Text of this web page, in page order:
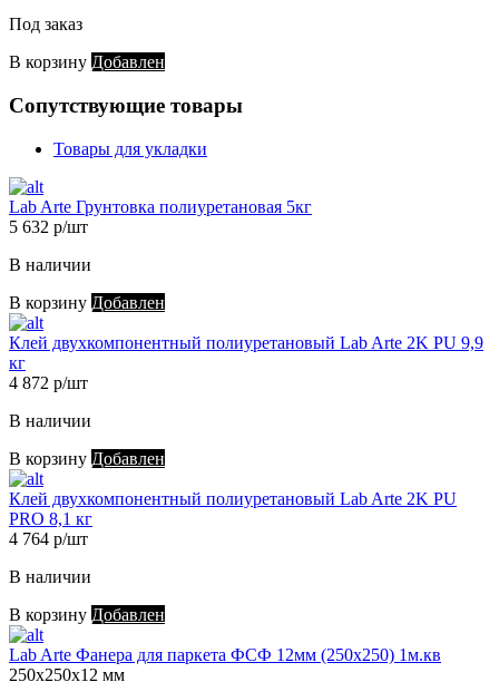
Под заказ
В корзину Добавлен
Сопутствующие товары
Товары для укладки
Lab Arte Грунтовка полиуретановая 5кг
5 632 р/шт
В наличии
В корзину Добавлен
Клей двухкомпонентный полиуретановый Lab Arte 2K PU 9,9
кг
4 872 р/шт
В наличии
В корзину Добавлен
Клей двухкомпонентный полиуретановый Lab Arte 2K PU
PRO 8,1 кг
4 764 р/шт
В наличии
В корзину Добавлен
Lab Arte Фанера для паркета ФСФ 12мм (250х250) 1м.кв
250х250х12 мм